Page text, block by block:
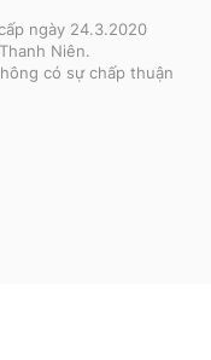
ngày 24.3.2020
Niên.
có sự chấp thuận